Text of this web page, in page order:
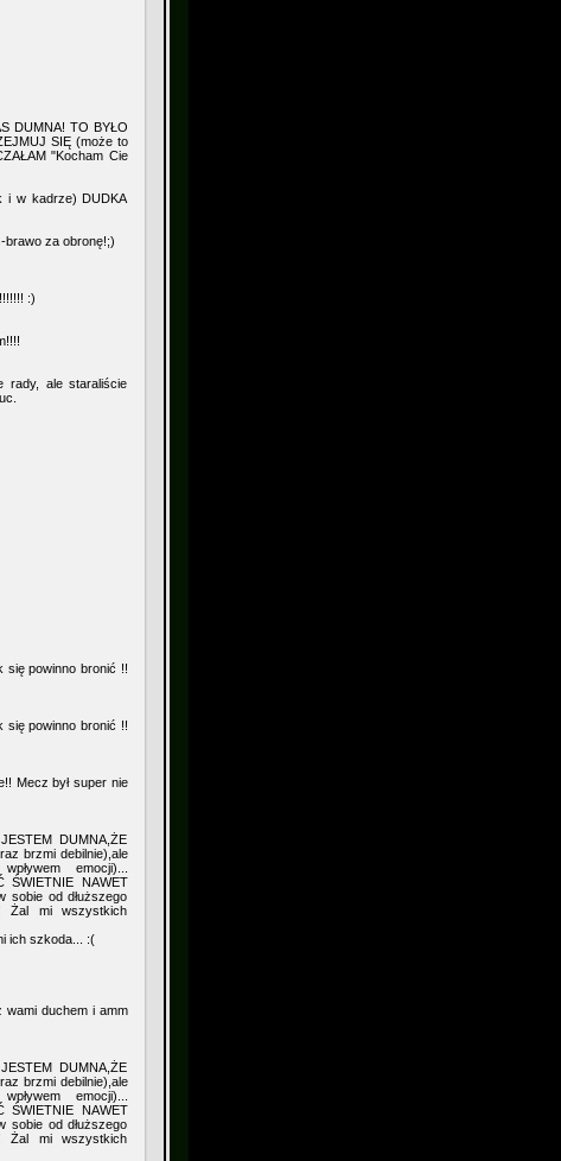
DUMNA! TO BYŁO
SIĘ (może to
"Kocham Cie
i w kadrze) DUDKA
brawo za obronę!;)
:)
rady, ale staraliście
się powinno bronić !!
się powinno bronić !!
Mecz był super nie
DUMNA,ŻE
brzmi debilnie),ale
emocji)...
ŚWIETNIE NAWET
sobie od dłuższego
Żal mi wszystkich
ich szkoda... :(
wami duchem i amm
DUMNA,ŻE
brzmi debilnie),ale
emocji)...
ŚWIETNIE NAWET
sobie od dłuższego
Żal mi wszystkich